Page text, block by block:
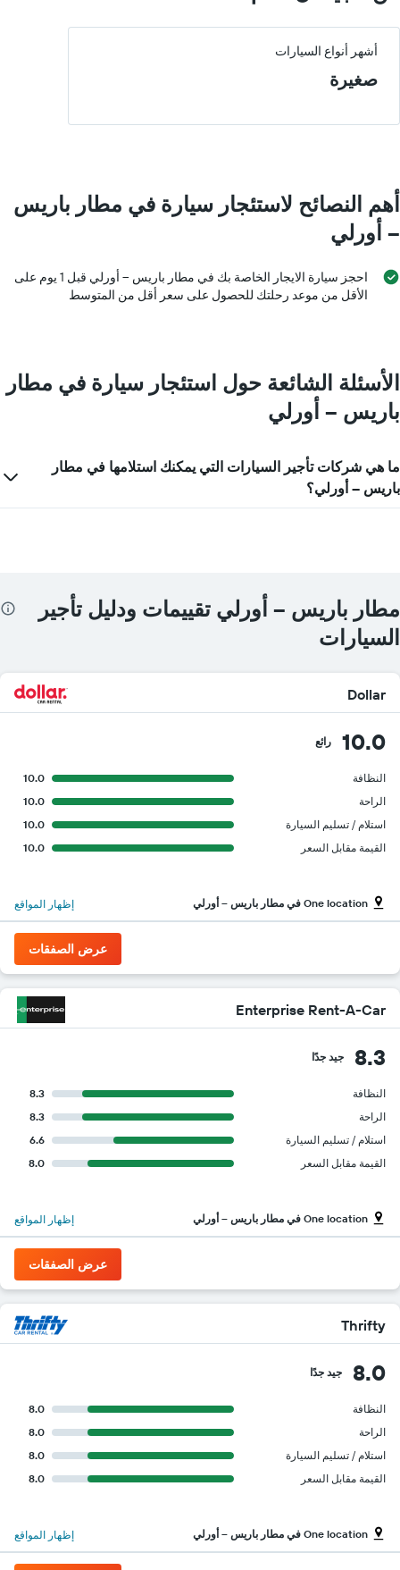
أشهر أنواع السيارات
صغيرة
أهم النصائح لاستئجار سيارة في مطار باريس
-- أورلي
احجز سيارة الايجار الخاصة بك في مطار باريس -- أورلي قبل 1 يوم على
الأقل من موعد رحلتك للحصول على سعر أقل من المتوسط
الأسئلة الشائعة حول استئجار سيارة في مطار
باريس -- أورلي
ما هي شركات تأجير السيارات التي يمكنك استلامها في مطار
باريس -- أورلي؟
مطار باريس -- أورلي تقييمات ودليل تأجير
السيارات
Dollar
10.0 رائع
النظافة
10.0
الراحة
10.0
استلام / تسليم السيارة
10.0
القيمة مقابل السعر
10.0
One location في مطار باريس -- أورلي إظهار المواقع
عرض الصفقات
Enterprise Rent-A-Car
8.3 جيد جدًا
النظافة
8.3
الراحة
8.3
استلام / تسليم السيارة
6.6
القيمة مقابل السعر
8.0
One location في مطار باريس -- أورلي إظهار المواقع
عرض الصفقات
Thrifty
8.0 جيد جدًا
النظافة
8.0
الراحة
8.0
استلام / تسليم السيارة
8.0
القيمة مقابل السعر
8.0
One location في مطار باريس -- أورلي إظهار المواقع